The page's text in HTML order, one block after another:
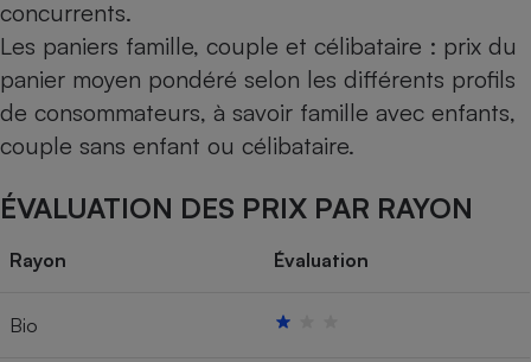
concurrents.
Les paniers famille, couple et célibataire : prix du
panier moyen pondéré selon les différents profils
de consommateurs, à savoir famille avec enfants,
couple sans enfant ou célibataire.
ÉVALUATION DES PRIX PAR RAYON
Rayon Évaluation
Bio